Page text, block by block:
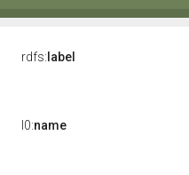
rdfs: label
l0:name